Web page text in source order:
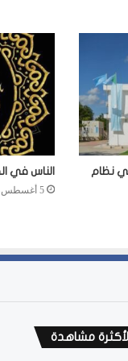
نظام الناس في
5 أغسطس، 2026
مشاهدة